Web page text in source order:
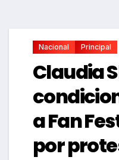
Nacional Principal
Claudia
a Fan
por